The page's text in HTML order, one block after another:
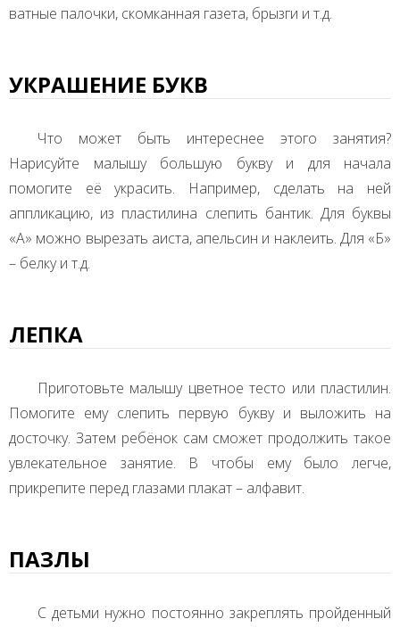
ватные палочки, скомканная газета, брызги и т.д.
УКРАШЕНИЕ БУКВ
Что может быть интереснее этого занятия?
Нарисуйте малышу большую букву и для начала
помогите её украсить. Например, сделать на ней
аппликацию, из пластилина слепить бантик. Для буквы
«А» можно вырезать аиста, апельсин и наклеить. Для «Б»
– белку и т.д.
ЛЕПКА
Приготовьте малышу цветное тесто или пластилин.
Помогите ему слепить первую букву и выложить на
досточку. Затем ребёнок сам сможет продолжить такое
увлекательное занятие. В чтобы ему было легче,
прикрепите перед глазами плакат – алфавит.
ПАЗЛЫ
С детьми нужно постоянно закреплять пройденный